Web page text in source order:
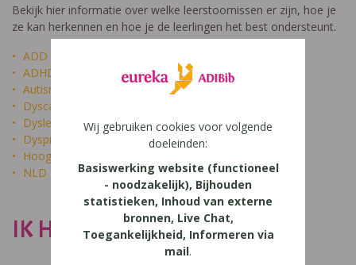
Bekijk hier informatie over welke leerstoornissen er zijn, hoe je
ze kan herkennen en hoe je de leerlingen het best ondersteunt.
ADD
ADHD
Autisme
Dyscalculie
Dyslexie
Dyspraxie
Hoogbegaafdheid
NLD
IK HEET NIET DOM
Wij gebruiken cookies voor volgende
doeleinden:
Basiswerking website (functioneel
- noodzakelijk), Bijhouden
statistieken, Inhoud van externe
bronnen, Live Chat,
Toegankelijkheid, Informeren via
mail.